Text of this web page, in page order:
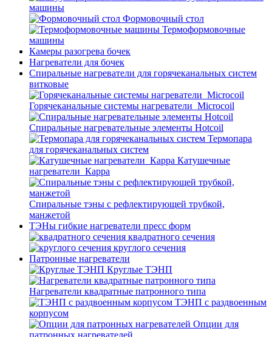
машины
Формовочный стол
Термоформовочные
машины
Камеры разогрева бочек
Нагреватели для бочек
Спиральные нагреватели для горячеканальных систем
витковые
Горячеканальные системы нагреватели_Microcoil
Спиральные нагревательные элементы Hotcoil
Термопара
для горячеканальных систем
Катушечные
нагреватели_Карра
Спиральные тэны с рефлектирующей трубкой,
манжетой
ТЭНы гибкие нагреватели пресс форм
квадратного сечения
круглого сечения
Патронные нагреватели
Круглые ТЭНП
Нагреватели квадратные патронного типа
ТЭНП с раздвоенным
корпусом
Опции для